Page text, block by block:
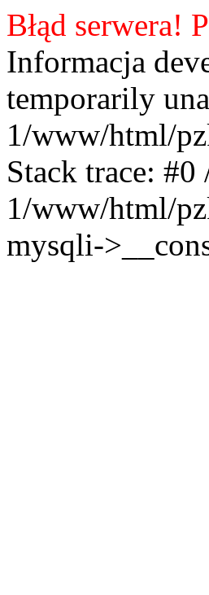
Błąd serwera!
Informacja
temporarily
1/www/html/
Stack trace:
1/www/html/
mysqli-